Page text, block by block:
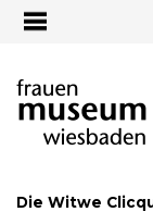
Die Witwe